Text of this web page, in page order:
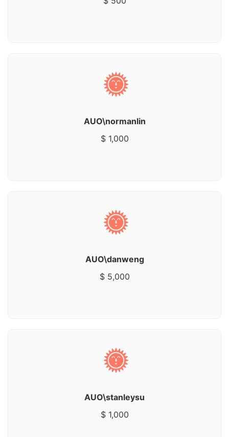
AUO\normanlin
$ 1,000
AUO\danweng
$ 5,000
AUO\stanleysu
$ 1,000